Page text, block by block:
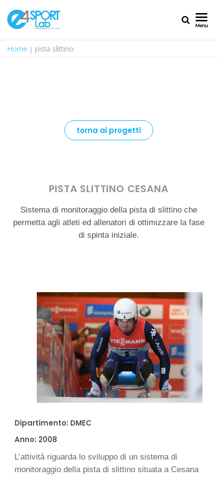
Polimi
Lab
Menu
Home | pista slittino
torna ai progetti
PISTA SLITTINO CESANA
Sistema di monitoraggio della pista di slittino che
permetta agli atleti ed allenatori di ottimizzare la fase
di spinta iniziale.
Dipartimento: DMEC
Anno: 2008
L’attività riguarda lo sviluppo di un sistema di
monitoraggio della pista di slittino situata a Cesana